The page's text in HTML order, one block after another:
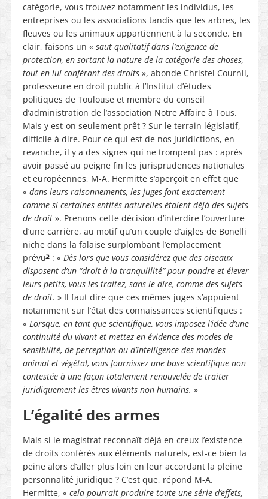
catégorie, vous trouvez notamment les individus, les
entreprises ou les associations tandis que les arbres, les
fleuves ou les animaux appartiennent à la seconde. En
clair, faisons un « saut qualitatif dans l’exigence de
protection, en sortant la nature de la catégorie des choses,
tout en lui conférant des droits», abonde Christel Cournil,
professeure en droit public à l’Institut d’études
politiques de Toulouse et membre du conseil
d’administration de l’association Notre Affaire à Tous.
Mais y est-on seulement prêt ? Sur le terrain législatif,
difficile à dire. Pour ce qui est de nos juridictions, en
revanche, il y a des signes qui ne trompent pas : après
avoir passé au peigne fin les jurisprudences nationales
et européennes, M-A. Hermitte s’aperçoit en effet que
« dans leurs raisonnements, les juges font exactement
comme si certaines entités naturelles étaient déjà des sujets
de droit». Prenons cette décision d’interdire l’ouverture
d’une carrière, au motif qu’un couple d’aigles de Bonelli
niche dans la falaise surplombant l’emplacement
prévu5: «Dès lors que vous considérez que des oiseaux
disposent d’un “droit à la tranquillité” pour pondre et élever
leurs petits, vous les traitez, sans le dire, comme des sujets
de droit. » Il faut dire que ces mêmes juges s’appuient
notamment sur l’état des connaissances scientifiques :
« Lorsque, en tant que scientifique, vous imposez l’idée d’une
continuité du vivant et mettez en évidence des modes de
sensibilité, de perception ou d’intelligence des mondes
animal et végétal, vous fournissez une base scientifique non
contestée à une façon totalement renouvelée de traiter
juridiquement les êtres vivants non humains. »
L’égalité des armes
Mais si le magistrat reconnaît déjà en creux l’existence
de droits conférés aux éléments naturels, est-ce bien la
peine alors d’aller plus loin en leur accordant la pleine
personnalité juridique ? C’est que, répond M-A.
Hermitte, « cela pourrait produire toute une série d’effets,